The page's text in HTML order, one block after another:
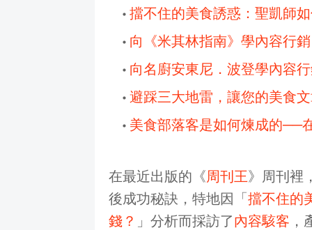
擋不住的美食誘惑：聖凱師
向《米其林指南》學內容行
向名廚安東尼．波登學內容
避踩三大地雷，讓您的美食
美食部落客是如何煉成的──
在最近出版的《周刊王》周刊裡
後成功秘訣，特地因「擋不住的
錢？ 」分析而採訪了內容駭客 ，